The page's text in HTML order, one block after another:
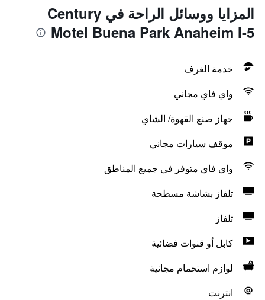
المزايا ووسائل الراحة في Century
Motel Buena Park Anaheim I-5
خدمة الغرف
واي فاي مجاني
جهاز صنع القهوة/ الشاي
موقف سيارات مجاني
واي فاي متوفر في جميع المناطق
تلفاز بشاشة مسطحة
تلفاز
كابل أو قنوات فضائية
لوازم استحمام مجانية
انترنت